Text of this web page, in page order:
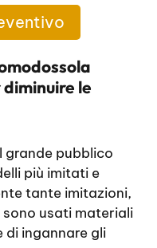
le
grande pubblico
più imitati e
tante imitazioni,
usati materiali
di ingannare gli